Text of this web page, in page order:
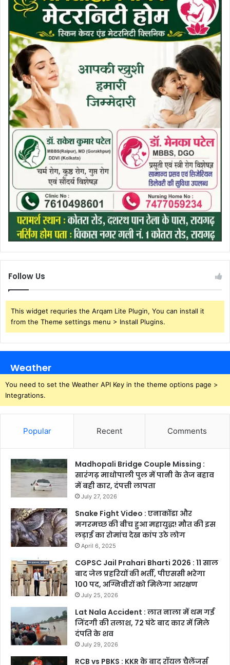
Follow Us
This widget requries the Arqam Lite Plugin, You can install it
from the Theme settings menu > Install Plugins.
Weather
You need to set the Weather API Key in the theme options page >
Integrations.
Popular Recent Comments
Madhopali Bridge Couple Missing :
सारंगढ़ माधोपाली पुल में पानी के तेज बहाव
में बही कार, दंपत्ती लापता
July 27, 2026
Snake Fight Video : एनाकोंडा और
मगरमच्छ की बीच हुआ महायुद्ध! मौत की इस
लड़ाई का रोमांच देख कांप उठे लोग
April 6, 2025
CGPSC Jail Prahari Bharti 2026 : 11 साल
बाद जेल प्रहरियों की भर्ती, पीएससी भरेगा
100 पद, अग्निवीरों को मिलेगा आरक्षण
July 25, 2026
Lat Nala Accident : लात नाला में थम गई
जिंदगी की तलाश, 72 घंटे बाद कार में मिले
दंपति के शव
July 29, 2026
RCB vs PBKS : KKR के बाद रॉयल चैलेंजर्स